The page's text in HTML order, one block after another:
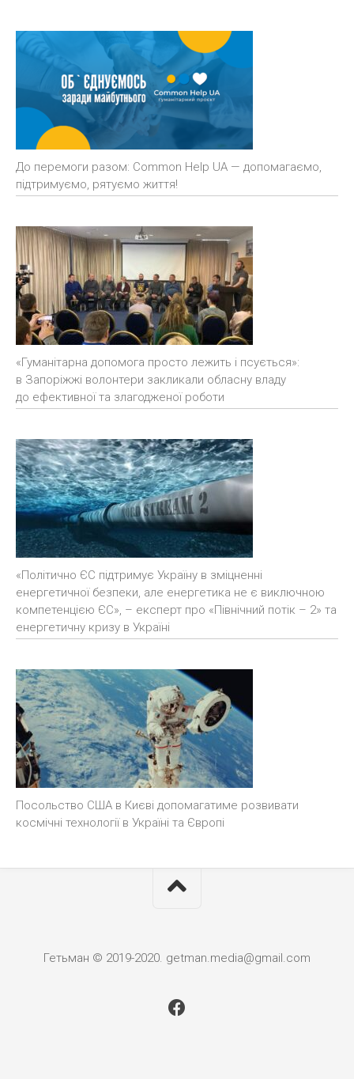
До перемоги разом: Common Help UA — допомагаємо,
підтримуємо, рятуємо життя!
«Гуманітарна допомога просто лежить і псується»:
в Запоріжжі волонтери закликали обласну владу
до ефективної та злагодженої роботи
«Політично ЄС підтримує Україну в зміцненні
енергетичної безпеки, але енергетика не є виключною
компетенцією ЄС», – експерт про «Північний потік – 2» та
енергетичну кризу в Україні
Посольство США в Києві допомагатиме розвивати
космічні технології в Україні та Європі
Гетьман © 2019-2020. getman.media@gmail.com